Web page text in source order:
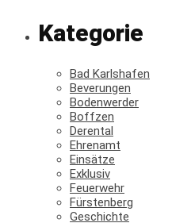
Kategorie
Bad Karlshafen
Beverungen
Bodenwerder
Boffzen
Derental
Ehrenamt
Einsätze
Exklusiv
Feuerwehr
Fürstenberg
Geschichte